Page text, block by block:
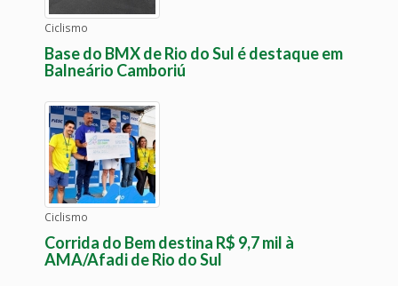
Ciclismo
Base do BMX de Rio do Sul é destaque em
Balneário Camboriú
Ciclismo
Corrida do Bem destina R$ 9,7 mil à
AMA/Afadi de Rio do Sul